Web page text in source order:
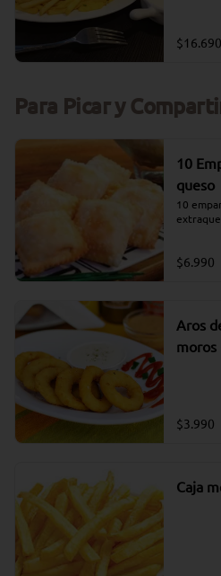
$16.690
Para Picar y
10
queso
10
$6.990
Aros
moros
$3.990
Caja